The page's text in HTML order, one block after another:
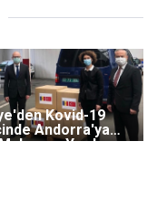
Kovid-19
Andorra'ya
Yardımı